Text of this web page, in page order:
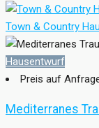
Town & Country
Hausentwurf
Preis auf
Mediterranes